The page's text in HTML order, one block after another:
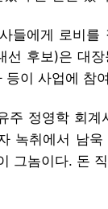
그놈이다. 돈
나빠 로비 받겠